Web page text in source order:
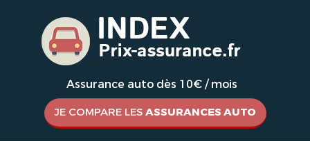
Assurance auto dès 10€ / mois
JE COMPARE LES ASSURANCES AUTO